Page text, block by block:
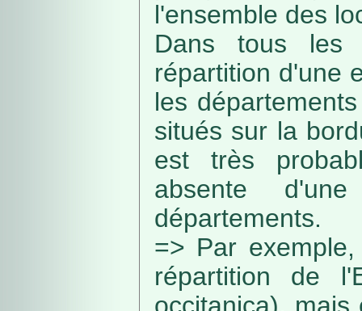
l'ensemble des
Dans tous les
répartition d'une
les
situés sur la
est très
absente
départements.
=> Par
répartition de